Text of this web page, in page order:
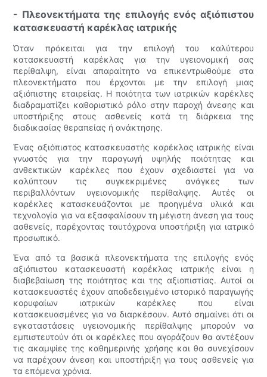
- Πλεονεκτήματα της επιλογής ενός αξιόπιστου
κατασκευαστή καρέκλας ιατρικής
Όταν πρόκειται για την επιλογή του καλύτερου
κατασκευαστή καρέκλας για την υγειονομική σας
περίθαλψη, είναι απαραίτητο να επικεντρωθούμε στα
πλεονεκτήματα που έρχονται με την επιλογή μιας
αξιόπιστης εταιρείας. Η ποιότητα των ιατρικών καρέκλες
διαδραματίζει καθοριστικό ρόλο στην παροχή άνεσης και
υποστήριξης στους ασθενείς κατά τη διάρκεια της
διαδικασίας θεραπείας ή ανάκτησης.
Ένας αξιόπιστος κατασκευαστής καρέκλας ιατρικής είναι
γνωστός για την παραγωγή υψηλής ποιότητας και
ανθεκτικών καρέκλες που έχουν σχεδιαστεί για να
καλύπτουν τις συγκεκριμένες ανάγκες των
περιβαλλόντων υγειονομικής περίθαλψης. Αυτές οι
καρέκλες κατασκευάζονται με προηγμένα υλικά και
τεχνολογία για να εξασφαλίσουν τη μέγιστη άνεση για τους
ασθενείς, παρέχοντας ταυτόχρονα υποστήριξη για ιατρικό
προσωπικό.
Ένα από τα βασικά πλεονεκτήματα της επιλογής ενός
αξιόπιστου κατασκευαστή καρέκλας ιατρικής είναι η
διαβεβαίωση της ποιότητας και της αξιοπιστίας. Αυτοί οι
κατασκευαστές έχουν αποδεδειγμένο ιστορικό παραγωγής
κορυφαίων ιατρικών καρέκλες που είναι
κατασκευασμένες για να διαρκέσουν. Αυτό σημαίνει ότι οι
εγκαταστάσεις υγειονομικής περίθαλψης μπορούν να
εμπιστευτούν ότι οι καρέκλες που αγοράζουν θα αντέξουν
τις ακαμψίες της καθημερινής χρήσης και θα συνεχίσουν
να παρέχουν άνεση και υποστήριξη για τους ασθενείς για
τα επόμενα χρόνια.